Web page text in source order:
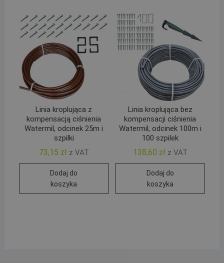
Linia kroplująca z
kompensacją ciśnienia
Watermil, odcinek 25m i
szpilki
73,15 zł z VAT
Dodaj do
koszyka
Linia kroplująca bez
kompensacji ciśnienia
Watermil, odcinek 100m i
100 szpilek
138,60 zł z VAT
Dodaj do
koszyka